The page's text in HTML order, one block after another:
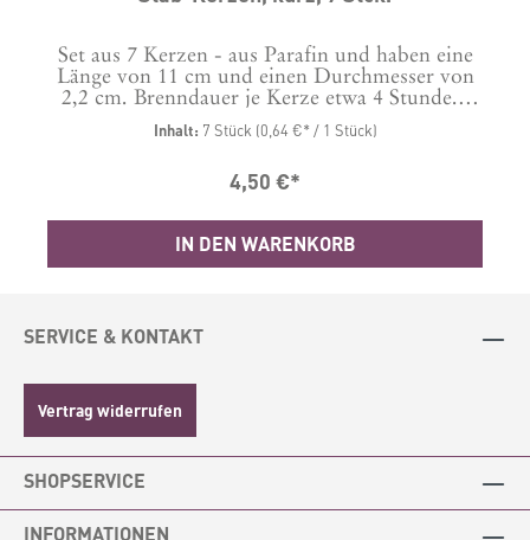
Set aus 7 Kerzen - aus Parafin und haben eine
Länge von 11 cm und einen Durchmesser von
2,2 cm. Brenndauer je Kerze etwa 4 Stunde.
Im Lieferumfang enthalten ein Paket mit 7
Kerzen in der Farbe Ihrer Wahl. Bitte bei der
Inhalt: 7 Stück (0,64 €* / 1 Stück)
4,50 €*
IN DEN WARENKORB
SERVICE & KONTAKT
Vertrag widerrufen
SHOPSERVICE
INFORMATIONEN